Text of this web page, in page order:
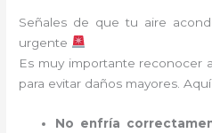
Señales de que tu aire
urgente
Es muy importante reconocer
para evitar daños mayores.
No enfría